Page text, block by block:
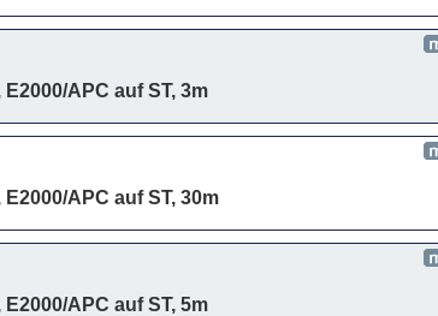
APC auf ST, 3m
APC auf ST, 30m
APC auf ST, 5m